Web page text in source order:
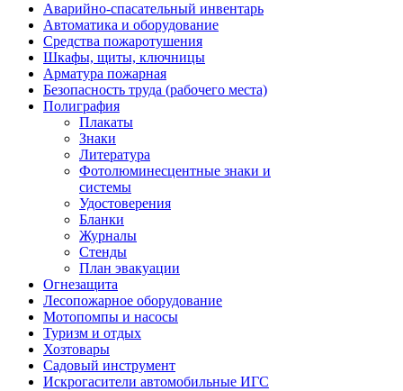
Аварийно-спасательный инвентарь
Автоматика и оборудование
Средства пожаротушения
Шкафы, щиты, ключницы
Арматура пожарная
Безопасность труда (рабочего места)
Полиграфия
Плакаты
Знаки
Литература
Фотолюминесцентные знаки и
системы
Удостоверения
Бланки
Журналы
Стенды
План эвакуации
Огнезащита
Лесопожарное оборудование
Мотопомпы и насосы
Туризм и отдых
Хозтовары
Садовый инструмент
Искрогасители автомобильные ИГС